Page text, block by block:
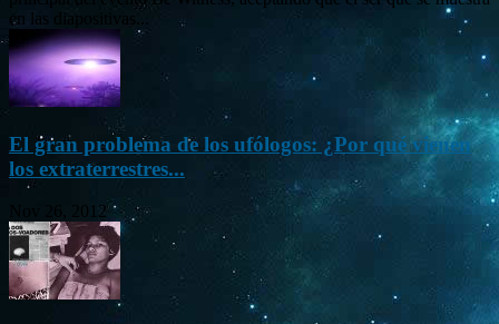
en las diapositivas...
El gran problema de los ufólogos: ¿Por qué vienen
los extraterrestres...
Nov 26, 2012